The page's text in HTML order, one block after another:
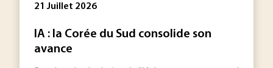
21 Juillet 2026
IA : la Corée du Sud consolide son
avance